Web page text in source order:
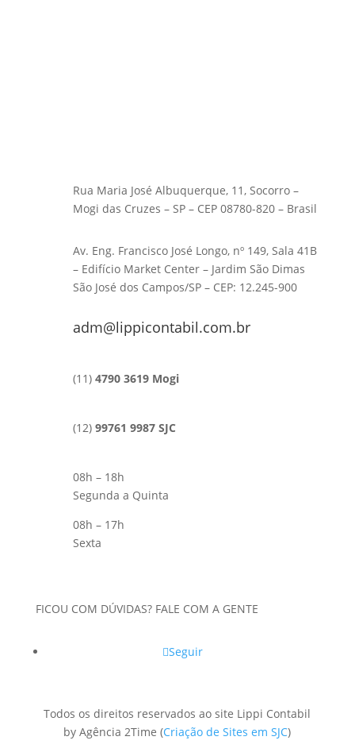
Rua Maria José Albuquerque, 11, Socorro –
Mogi das Cruzes – SP – CEP 08780-820 – Brasil
Av. Eng. Francisco José Longo, nº 149, Sala 41B
– Edifício Market Center – Jardim São Dimas
São José dos Campos/SP – CEP: 12.245-900
adm@lippicontabil.com.br
(11) 4790 3619 Mogi
(12) 99761 9987 SJC
08h – 18h
Segunda a Quinta
08h – 17h
Sexta
FICOU COM DÚVIDAS? FALE COM A GENTE
Seguir
Todos os direitos reservados ao site Lippi Contabil
by Agência 2Time(Criação de Sites em SJC)